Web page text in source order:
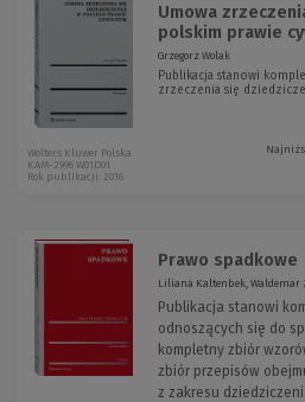
Umowa
polskim prawie
Grzegorz Wolak
Publikacja stanowi
zrzeczenia się
Wolters Kluwer Polska
KAM-2996 W01D01
Rok publikacji: 2016
Prawo spadkowe
Liliana Kaltenbek, Waldemar
Publikacja stanowi
odnoszących się do
kompletny zbiór
zbiór przepisów
z zakresu